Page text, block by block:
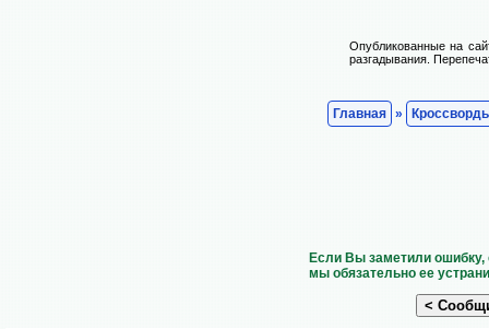
Опубликованные на
разгадывания.
Главная »
Если Вы заметили
мы обязательно ее